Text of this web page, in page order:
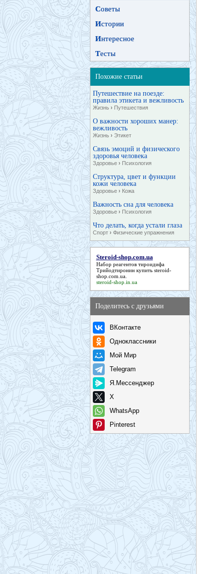
Советы
Истории
Интересное
Тесты
Похожие статьи
Путешествие на поезде:
правила этикета и вежливость
Жизнь › Путешествия
О важности хороших манер:
вежливость
Жизнь › Этикет
Связь эмоций и физического
здоровья человека
Здоровье › Психология
Структура, цвет и функции
кожи человека
Здоровье › Кожа
Важность сна для человека
Здоровье › Психология
Что делать, когда устали глаза
Спорт › Физические упражнения
Steroid-shop.com.ua
Набор реагентов тироидифа
Трийодтиронин купить steroid-
shop.com.ua.
steroid-shop.in.ua
Поделитесь с друзьями
ВКонтакте
Одноклассники
Мой Мир
Telegram
Я.Мессенджер
X
WhatsApp
Pinterest